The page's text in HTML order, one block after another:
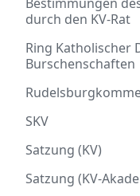
durch den KV-Rat
Ring Katholischer
Burschenschaften
SKV
Satzung (KV)
Satzung (KV-